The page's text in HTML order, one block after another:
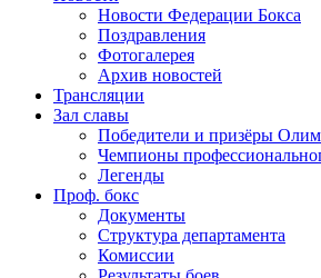
Новости Федерации Бокса
Поздравления
Фотогалерея
Архив новостей
Трансляции
Зал славы
Победители и призёры
Чемпионы
Легенды
Проф. бокс
Документы
Структура департамента
Комиссии